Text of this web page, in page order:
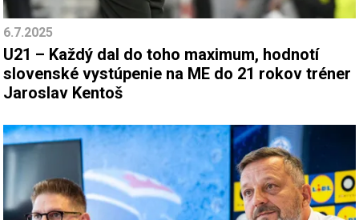
6.7.2025
U21 – Každý dal do toho maximum, hodnotí
slovenské vystúpenie na ME do 21 rokov tréner
Jaroslav Kentoš